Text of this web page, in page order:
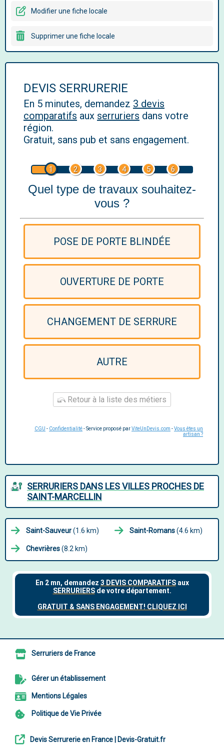
Modifier une fiche locale
Supprimer une fiche locale
DEVIS SERRURERIE
En 5 minutes, demandez 3 devis
comparatifs aux serruriers dans votre
région.
Gratuit, sans pub et sans engagement.
1 2 3 4 5 6
Quel type de travaux souhaitez-
vous ?
POSE DE PORTE BLINDÉE
OUVERTURE DE PORTE
CHANGEMENT DE SERRURE
AUTRE
Retour à la liste des métiers
CGU - Confidentialité- Service proposé parViteUnDevis.com -Vous êtes un
artisan ?
SERRURIERS DANS LES VILLES PROCHES DE
SAINT-MARCELLIN
Saint-Sauveur(1.6 km) Saint-Romans(4.6 km)
Chevrières(8.2 km)
Serruriers de France
Gérer un établissement
Mentions Légales
Politique de Vie Privée
Devis Serrurerie en France | Devis-Gratuit.fr